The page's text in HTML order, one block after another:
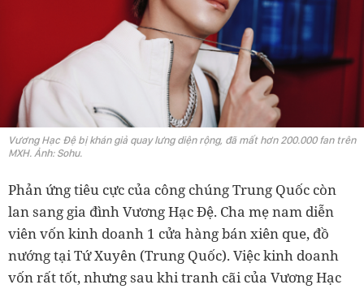
Vương Hạc Đệ bị khán giả quay lưng diện rộng, đã mất hơn 200.000 fan trên
MXH. Ảnh: Sohu.
Phản ứng tiêu cực của công chúng Trung Quốc còn
lan sang gia đình Vương Hạc Đệ. Cha mẹ nam diễn
viên vốn kinh doanh 1 cửa hàng bán xiên que, đồ
nướng tại Tứ Xuyên (Trung Quốc). Việc kinh doanh
vốn rất tốt, nhưng sau khi tranh cãi của Vương Hạc